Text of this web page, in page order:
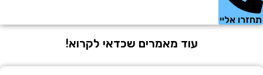
אליי
עוד מאמרים שכדאי לקרוא!